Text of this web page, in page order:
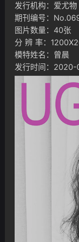
发行机构：爱尤物
期刊编号：
图片数量：40张
分 辨 率：
模特姓名：曾晨
发行时间：